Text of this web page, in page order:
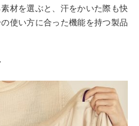
材を選ぶと、汗をかいた際も快
使い方に合った機能を持つ製品